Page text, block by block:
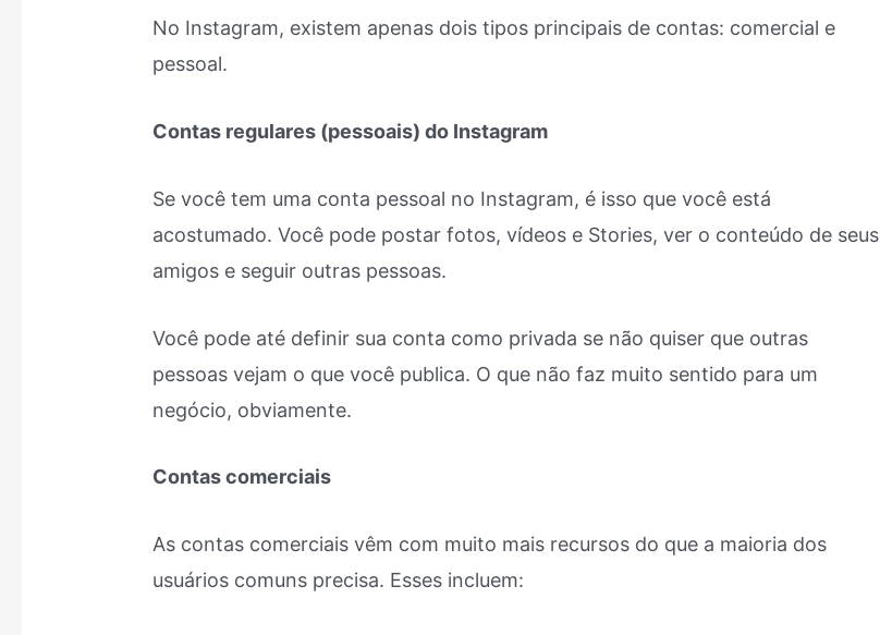
No Instagram, existem apenas dois tipos principais de contas: comercial e
pessoal.
Contas regulares (pessoais) do Instagram
Se você tem uma conta pessoal no Instagram, é isso que você está
acostumado. Você pode postar fotos, vídeos e Stories, ver o conteúdo de seus
amigos e seguir outras pessoas.
Você pode até definir sua conta como privada se não quiser que outras
pessoas vejam o que você publica. O que não faz muito sentido para um
negócio, obviamente.
Contas comerciais
As contas comerciais vêm com muito mais recursos do que a maioria dos
usuários comuns precisa. Esses incluem: